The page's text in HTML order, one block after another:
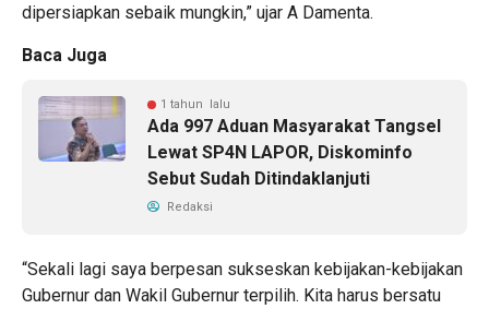
dipersiapkan sebaik mungkin,” ujar A Damenta.
Baca Juga
1 tahun lalu
Ada 997 Aduan Masyarakat Tangsel
Lewat SP4N LAPOR, Diskominfo
Sebut Sudah Ditindaklanjuti
Redaksi
“Sekali lagi saya berpesan sukseskan kebijakan-kebijakan
Gubernur dan Wakil Gubernur terpilih. Kita harus bersatu